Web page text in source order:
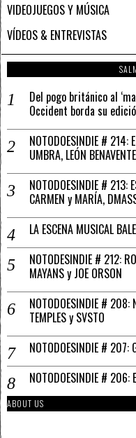
VIDEOJUEGOS Y MÚSICA
VÍDEOS & ENTREVISTAS
Del pogo británico al
Occident borda su
NOTODOESINDIE # 214:
UMBRA, LEÓN
NOTODOESINDIE # 213:
CARMEN y MARÍA,
LA ESCENA MUSICAL
NOTODESINDIE # 212:
MAYANS y JOE ORSON
NOTODOESINDIE # 208:
TEMPLES y SVSTO
NOTODOESINDIE # 207:
NOTODOESINDIE # 206:
ABOUT US